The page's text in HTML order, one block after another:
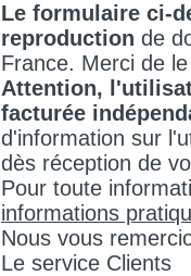
Le formulaire ci-
reproduction de
France. Merci de
Attention,
facturée
d'information sur
dès réception de
Pour toute
informations
Nous vous
Le service Clients